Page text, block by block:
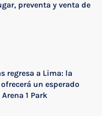
preventa y venta de
regresa a Lima: la
un esperado
1 Park